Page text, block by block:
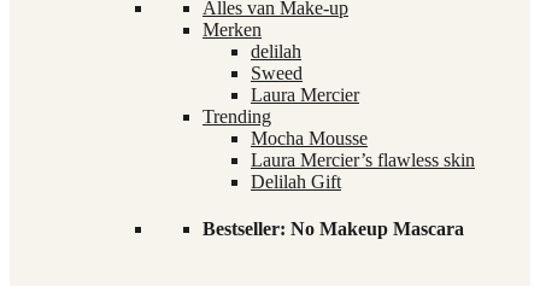
Alles van Make-up
Merken
delilah
Sweed
Laura Mercier
Trending
Mocha Mousse
Laura Mercier’s flawless skin
Delilah Gift
Bestseller: No Makeup Mascara